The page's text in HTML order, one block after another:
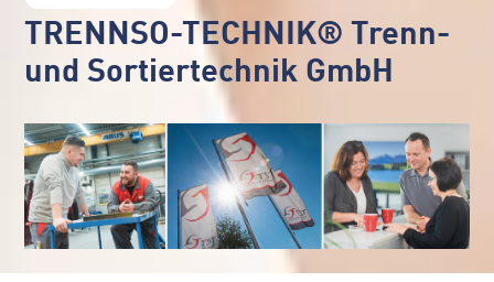
TRENNSO-TECHNIK® Trenn-
und Sortiertechnik GmbH